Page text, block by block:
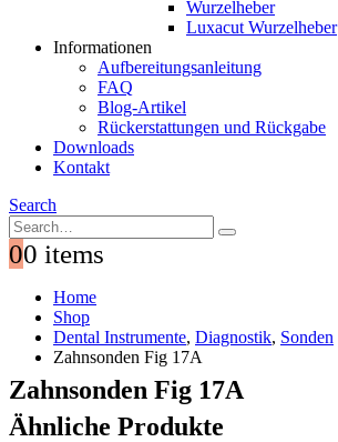
Wurzelheber
Luxacut Wurzelheber
Informationen
Aufbereitungsanleitung
FAQ
Blog-Artikel
Rückerstattungen und Rückgabe
Downloads
Kontakt
Search
00 items
Home
Shop
Dental Instrumente, Diagnostik, Sonden
Zahnsonden Fig 17A
Zahnsonden Fig 17A
Ähnliche Produkte